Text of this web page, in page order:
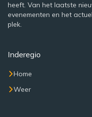
heeft. Van het laatste
evenementen en het
plek.
Inderegio
Home
Weer